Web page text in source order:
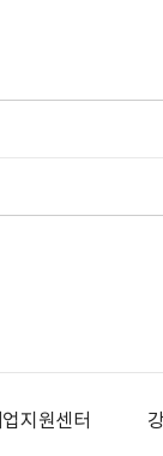
강원콘텐츠코리아랩